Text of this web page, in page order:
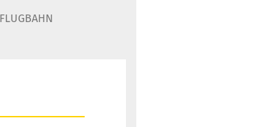
FLUGBAHN